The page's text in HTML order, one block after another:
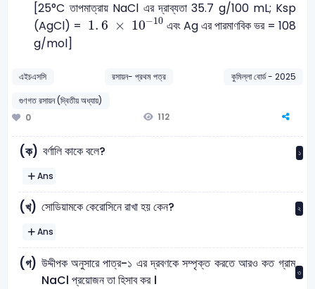
[25°C তাপমাত্রায় NaCl এর দ্রাব্যতা 35.7 g/100 mL; Ksp
(AgCl) = 1. 6 × 10−10
1.6× 10-10
এবং Ag এর পারমাণবিক ভর = 108
g/mol]
এইচএসসি রসায়ন- প্রথম পত্র
কুমিল্লা বোর্ড - 2025
গুণগত রসায়ন (দ্বিতীয় অধ্যায়)
0
112
(ক) বর্ণালি কাকে বলে? ১
Ans
(খ) সোডিয়ামকে কেরোসিনে রাখা হয় কেন? ২
Ans
(গ) উদ্দীপক অনুসারে পাত্র-১ এর দ্রবণকে সম্পৃক্ত করতে আরও কত গ্রাম
NaCl প্রয়োজন তা হিসাব কর ।
৩